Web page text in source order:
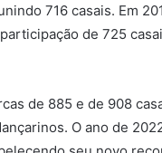
716 casais. Em
de 725
de 885 e de 908
O ano de